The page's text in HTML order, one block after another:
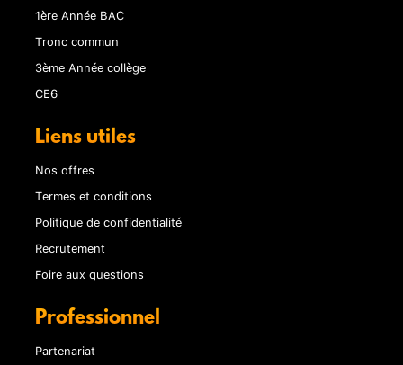
1ère Année BAC
Tronc commun
3ème Année collège
CE6
Liens utiles
Nos offres
Termes et conditions
Politique de confidentialité
Recrutement
Foire aux questions
Professionnel
Partenariat